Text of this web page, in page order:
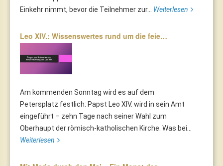
Einkehr nimmt, bevor die Teilnehmer zur... Weiterlesen
Leo XIV.: Wissenswertes rund um die feie…
Am kommenden Sonntag wird es auf dem
Petersplatz festlich: Papst Leo XIV. wird in sein Amt
eingeführt – zehn Tage nach seiner Wahl zum
Oberhaupt der römisch-katholischen Kirche. Was bei...
Weiterlesen